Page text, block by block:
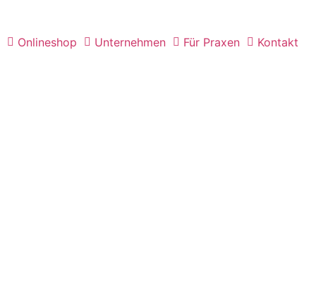
Onlineshop Unternehmen Für Praxen Kontakt